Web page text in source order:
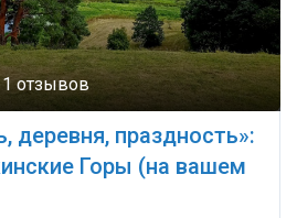
отзывов
деревня, праздность»:
Горы (на вашем